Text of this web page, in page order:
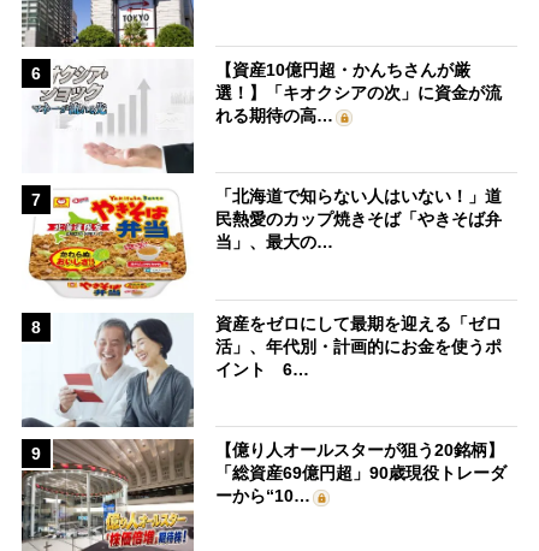
6
【資産10億円超・かんちさんが厳
選！】「キオクシアの次」に資金が流
れる期待の高…
7
「北海道で知らない人はいない！」道
民熱愛のカップ焼きそば「やきそば弁
当」、最大の…
8
資産をゼロにして最期を迎える「ゼロ
活」、年代別・計画的にお金を使うポ
イント 6…
9
【億り人オールスターが狙う20銘柄】
「総資産69億円超」90歳現役トレーダ
ーから“10…